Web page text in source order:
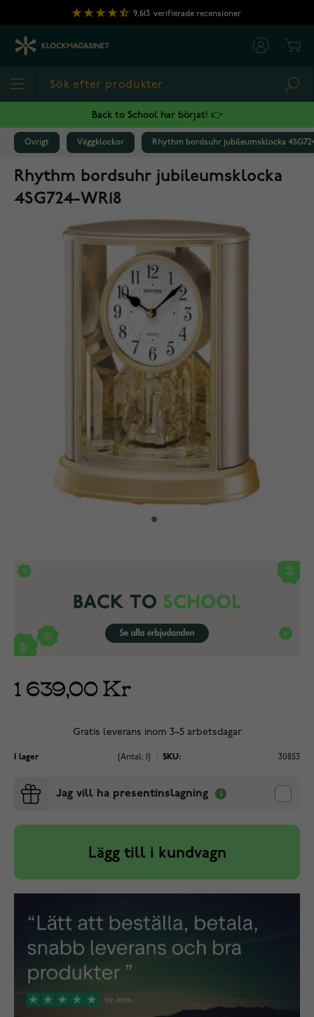
Hoppa till innehållet
9,613 verifierade recensioner
Back to School har börjat! 👉
Övrigt Väggklockor Rhythm bordsuhr jubileumsklocka
Rhythm bordsuhr jubileumsklocka
4SG724-WR18
1 639,00 Kr
Gratis leverans inom 3–5 arbetsdagar
I lager (Antal: 1) SKU: 30853
Jag vill ha presentinslagning
Lägg till i kundvagn